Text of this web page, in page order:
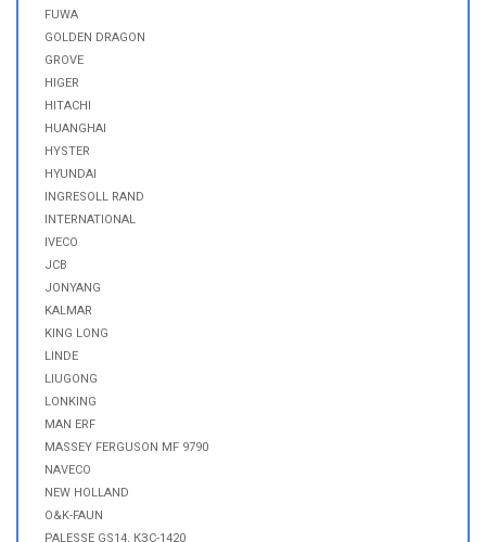
FUWA
GOLDEN DRAGON
GROVE
HIGER
HITACHI
HUANGHAI
HYSTER
HYUNDAI
INGRESOLL RAND
INTERNATIONAL
IVECO
JCB
JONYANG
KALMAR
KING LONG
LINDE
LIUGONG
LONKING
MAN ERF
MASSEY FERGUSON MF 9790
NAVECO
NEW HOLLAND
O&K-FAUN
PALESSE GS14, КЗС-1420